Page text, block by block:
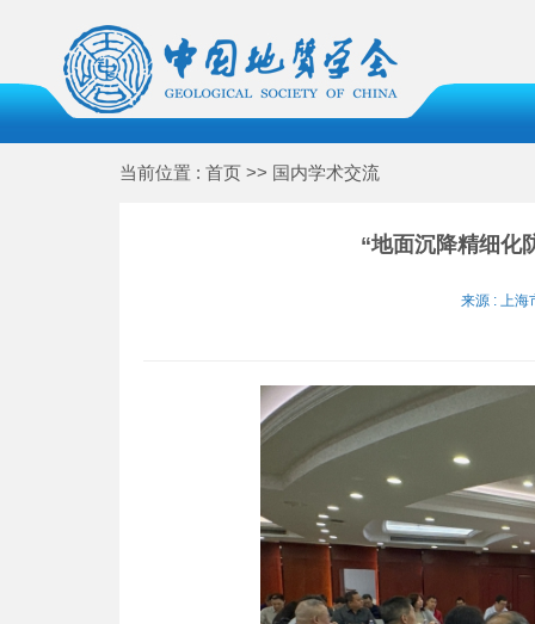
当前位置 : 首页 >> 国内学术交流
“地面沉降精细化
来源 : 上